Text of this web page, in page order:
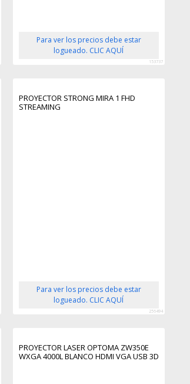
Para ver los precios debe estar
logueado. CLIC AQUÍ
153737
PROYECTOR STRONG MIRA 1 FHD
STREAMING
Para ver los precios debe estar
logueado. CLIC AQUÍ
256494
PROYECTOR LASER OPTOMA ZW350E
WXGA 4000L BLANCO HDMI VGA USB 3D